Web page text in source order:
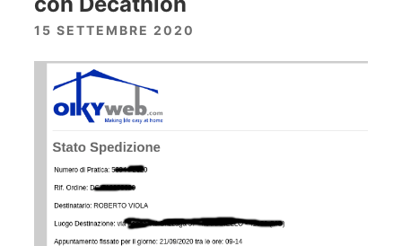
15 SETTEMBRE 2020